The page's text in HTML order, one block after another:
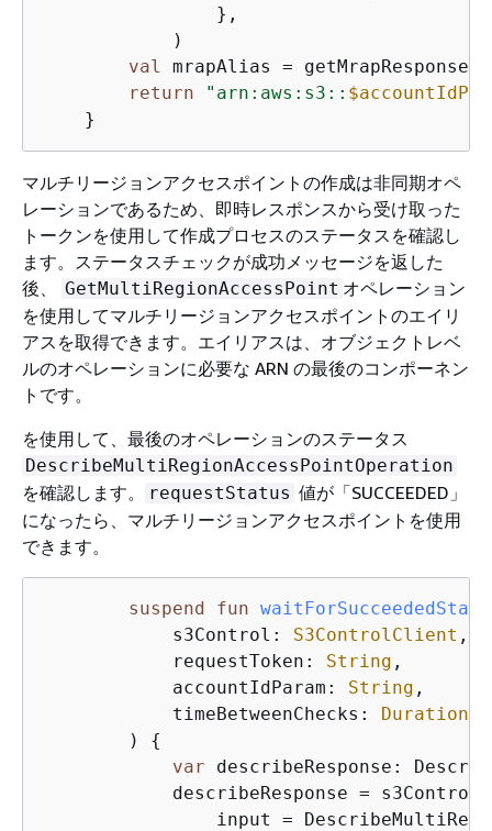
                },
            )
val
mrapAlias =
return
"arn:aws:s3::
マルチリージョンアクセスポイントの作成は非同期オペ
レーションであるため、即時レスポンスから受け取った
トークンを使用して作成プロセスのステータスを確認し
ます。ステータスチェックが成功メッセージを返した
後、
GetMultiRegionAccessPoint オペレーション
を使用してマルチリージョンアクセスポイントのエイリ
アスを取得できます。エイリアスは、オブジェクトレベ
ルのオペレーションに必要な ARN の最後のコンポーネン
トです。
を使用して、最後のオペレーションのステータス
DescribeMultiRegionAccessPointOperation
を確認します。 requestStatus 値が「SUCCEEDED」
になったら、マルチリージョンアクセスポイントを使用
できます。
suspend fun
            s3Control:
S3ControlClient ,
            requestToken:
String ,
            accountIdParam:
String ,
            timeBetweenChecks:
Duration
        )
{
var describeResponse:
describeResponse =
input =